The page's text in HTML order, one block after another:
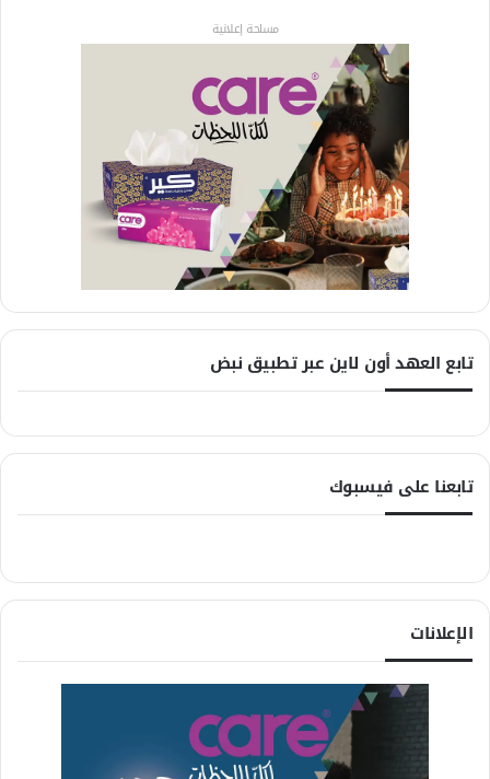
مساحة إعلانية
تابع العهد أون لاين عبر تطبيق نبض
تابعنا على فيسبوك
الإعلانات